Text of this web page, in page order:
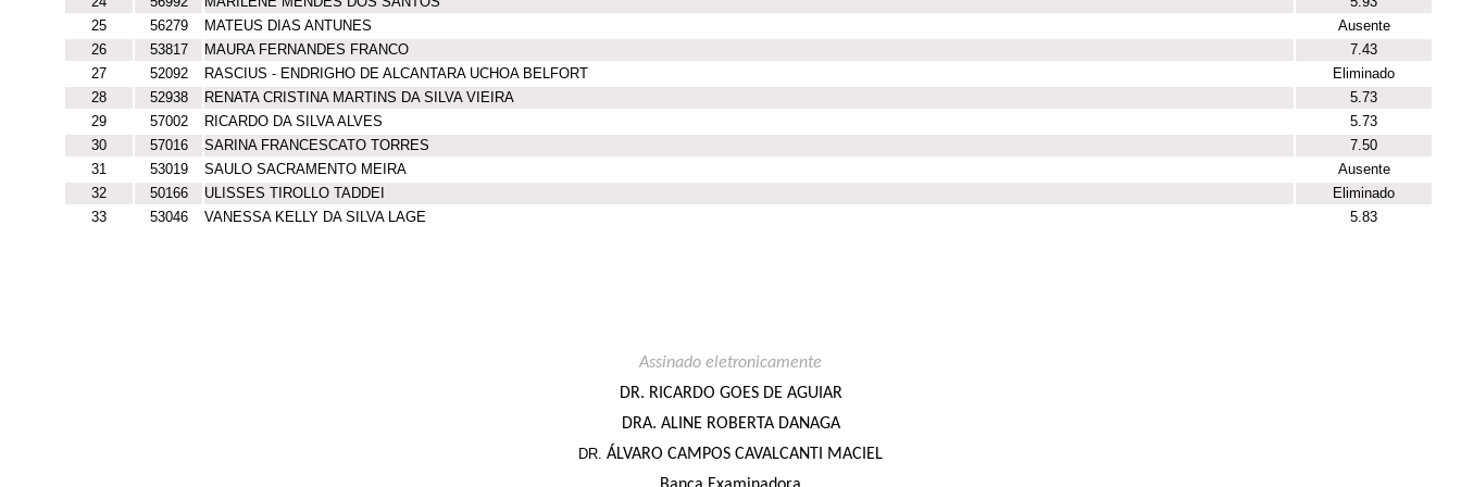
25
56279 MATEUS DIAS ANTUNES
Ausente
26
53817 MAURA FERNANDES FRANCO
7.43
27
52092 RASCIUS - ENDRIGHO DE ALCANTARA UCHOA BELFORT
Eliminado
28
52938 RENATA CRISTINA MARTINS DA SILVA VIEIRA
5.73
29
57002 RICARDO DA SILVA ALVES
5.73
30
57016 SARINA FRANCESCATO TORRES
7.50
31
53019 SAULO SACRAMENTO MEIRA
Ausente
32
50166 ULISSES TIROLLO TADDEI
Eliminado
33
53046 VANESSA KELLY DA SILVA LAGE 5.83
Assinado eletronicamente
DR. RICARDO GOES DE AGUIAR
DRA. ALINE ROBERTA DANAGA
DR. ÁLVARO CAMPOS CAVALCANTI MACIEL